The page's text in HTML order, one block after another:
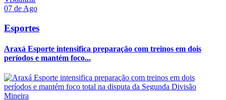
07 de Ago
Esportes
Araxá Esporte intensifica preparação com treinos em dois
períodos e mantém foco...